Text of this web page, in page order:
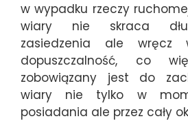
w wypadku rzeczy
wiary nie skraca
zasiedzenia ale wręcz
dopuszczalność, co
zobowiązany jest do
wiary nie tylko w
posiadania ale przez cały